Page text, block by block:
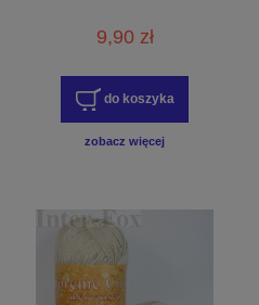
9,90 zł
do koszyka
zobacz więcej